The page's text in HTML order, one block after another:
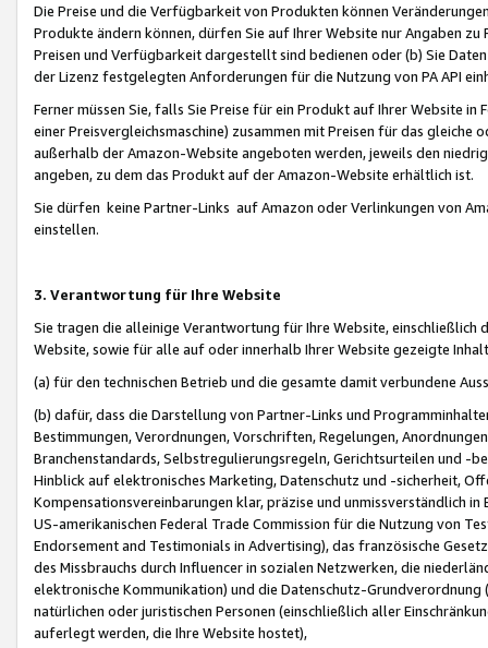
Die Preise und die Verfügbarkeit von Produkten können
Produkte ändern können, dürfen Sie auf Ihrer Website nur Angaben
Preisen und Verfügbarkeit dargestellt sind bedienen oder (b) Sie
der Lizenz festgelegten Anforderungen für die Nutzung von PA API
Ferner müssen Sie, falls Sie Preise für ein Produkt auf Ihrer Website
einer Preisvergleichsmaschine) zusammen mit Preisen für das
außerhalb der Amazon-Website angeboten werden, jeweils den
angeben, zu dem das Produkt auf der Amazon-Website erhältlich ist.
Sie dürfen keine Partner-Links auf Amazon oder Verlinkungen von
einstellen.
3. Verantwortung für Ihre Website
Sie tragen die alleinige Verantwortung für Ihre Website,
Website, sowie für alle auf oder innerhalb Ihrer Website gezeigte
(a) für den technischen Betrieb und die gesamte damit verbundene
(b) dafür, dass die Darstellung von Partner-Links und
Bestimmungen, Verordnungen, Vorschriften, Regelungen,
Branchenstandards, Selbstregulierungsregeln, Gerichtsurteilen und -
Hinblick auf elektronisches Marketing, Datenschutz und -sicherheit,
Kompensationsvereinbarungen klar, präzise und unmissverständlich
US-amerikanischen Federal Trade Commission für die Nutzung von
Endorsement and Testimonials in Advertising), das französische
des Missbrauchs durch Influencer in sozialen Netzwerken, die
elektronische Kommunikation) und die Datenschutz-
natürlichen oder juristischen Personen (einschließlich aller
auferlegt werden, die Ihre Website hostet),